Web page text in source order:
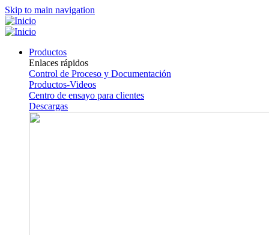
Skip to main navigation
Productos
Enlaces rápidos
Control de Proceso y Documentación
Productos-Videos
Centro de ensayo para clientes
Descargas